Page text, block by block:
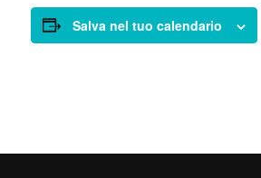
Salva nel tuo calendario